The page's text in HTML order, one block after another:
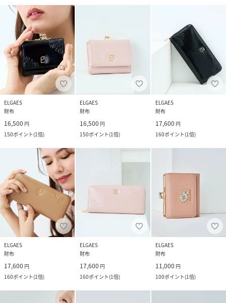
ELGAES
財布
16,500 円
150ポイント(1倍)
ELGAES
財布
16,500 円
150ポイント(1倍)
ELGAES
財布
17,600 円
160ポイント(1倍)
ELGAES
財布
17,600 円
160ポイント(1倍)
ELGAES
財布
17,600 円
160ポイント(1倍)
ELGAES
財布
11,000 円
100ポイント(1倍)